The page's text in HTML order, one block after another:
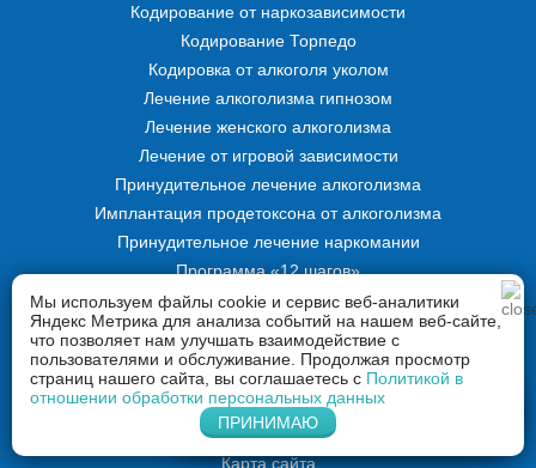
Кодирование от наркозависимости
Кодирование Торпедо
Кодировка от алкоголя уколом
Лечение алкоголизма гипнозом
Лечение женского алкоголизма
Лечение от игровой зависимости
Принудительное лечение алкоголизма
Имплантация продетоксона от алкоголизма
Принудительное лечение наркомании
Программа «12 шагов»
Раскодировка от алкоголя
О клинике
Способы оплаты
Контакты
Карта сайта
Мы используем файлы cookie и сервис веб-аналитики
Яндекс Метрика для анализа событий на нашем веб-сайте,
что позволяет нам улучшать взаимодействие с
пользователями и обслуживание. Продолжая просмотр
страниц нашего сайта, вы соглашаетесь с Политикой в
отношении обработки персональных данных
ПРИНИМАЮ
Напишите нам в Whatsapp